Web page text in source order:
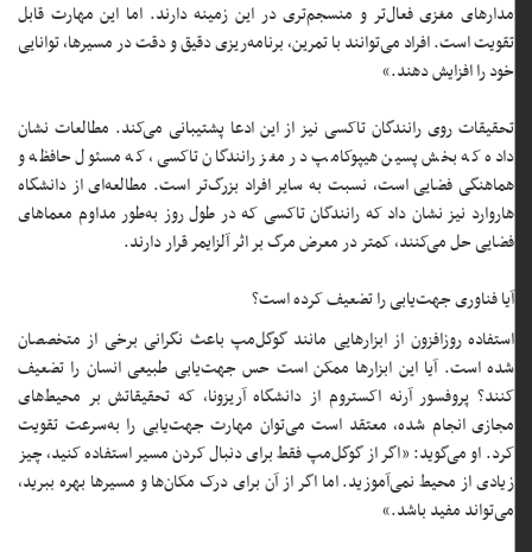
مدارهای مغزی فعال‌تر و منسجم‌تری در این زمینه دارند. اما این مهارت قابل
تقویت است. افراد می‌توانند با تمرین، برنامه‌ریزی دقیق و دقت در مسیرها، توانایی
خود را افزایش دهند.»
تحقیقات روی رانندگان تاکسی نیز از این ادعا پشتیبانی می‌کند. مطالعات نشان
داده که بخش پسین هیپوکامپ در مغز رانندگان تاکسی، که مسئول حافظه و
هماهنگی فضایی است، نسبت به سایر افراد بزرگ‌تر است. مطالعه‌ای از دانشگاه
هاروارد نیز نشان داد که رانندگان تاکسی که در طول روز به‌طور مداوم معماهای
فضایی حل می‌کنند، کمتر در معرض مرگ بر اثر آلزایمر قرار دارند.
آیا فناوری جهت‌یابی را تضعیف کرده است؟
استفاده روزافزون از ابزارهایی مانند گوگل‌مپ باعث نگرانی برخی از متخصصان
شده است. آیا این ابزارها ممکن است حس جهت‌یابی طبیعی انسان را تضعیف
کنند؟ پروفسور آرنه اکستروم از دانشگاه آریزونا، که تحقیقاتش بر محیط‌های
مجازی انجام شده، معتقد است می‌توان مهارت جهت‌یابی را به‌سرعت تقویت
کرد. او می‌گوید: «اگر از گوگل‌مپ فقط برای دنبال کردن مسیر استفاده کنید، چیز
زیادی از محیط نمی‌آموزید. اما اگر از آن برای درک مکان‌ها و مسیرها بهره ببرید،
می‌تواند مفید باشد.»